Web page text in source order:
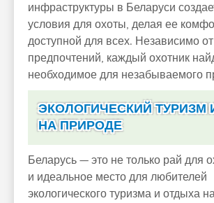
инфраструктуры в Беларуси
условия для охоты, делая ее
доступной для всех. Независимо
предпочтений, каждый охотник
необходимое для незабываемого
ЭКОЛОГИЧЕСКИЙ ТУРИЗМ
НА ПРИРОДЕ
Беларусь — это не только рай для
и идеальное место для любителей
экологического туризма и отдыха